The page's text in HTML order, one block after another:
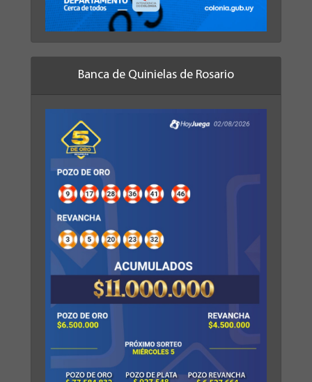
Banca de Quinielas de Rosario